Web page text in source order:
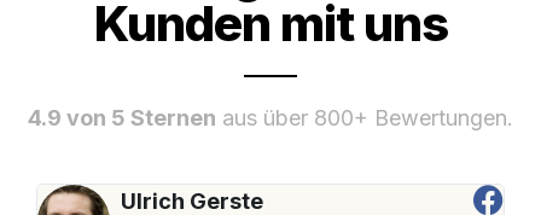
Kunden mit uns
4.9 von 5 Sternen aus über 800+ Bewertungen.
Ulrich Gerste